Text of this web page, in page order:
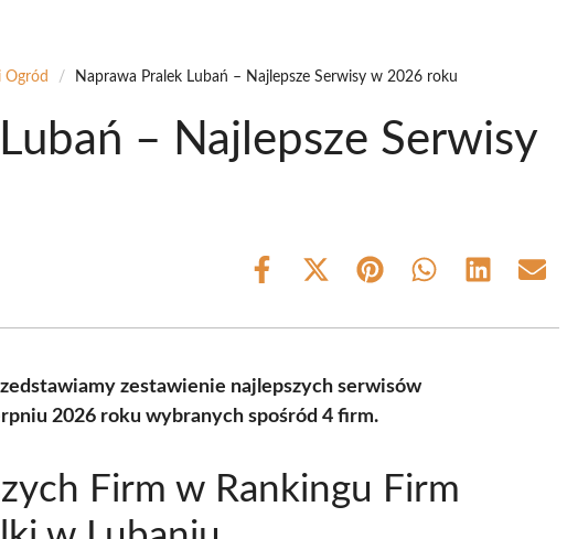
Ogród / Naprawa Pralek Lubań – Najlepsze Serwisy w 2026 roku
– Najlepsze Serwisy
Share
Share
(Twitter)
Share Share Share Share
zestawienie najlepszych serwisów
2026 roku wybranych spośród 4 firm.
Firm w Rankingu Firm